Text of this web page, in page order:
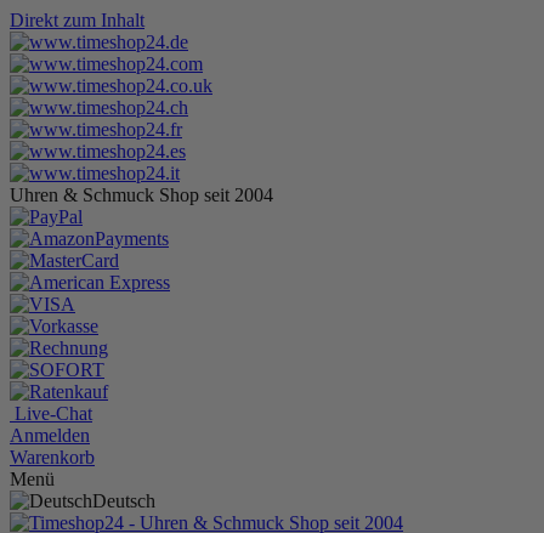
Direkt zum Inhalt
Uhren & Schmuck Shop seit 2004
Live-Chat
Anmelden
Warenkorb
Menü
Deutsch